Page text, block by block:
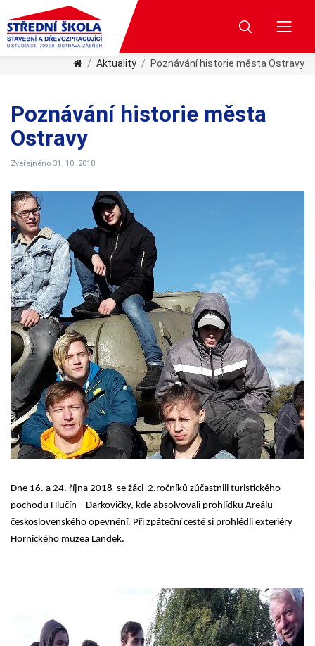
Aktuality Poznávání historie města Ostravy
Poznávání historie města
Ostravy
Zveřejněno 31. 10. 2018
Dne 16. a 24. října 2018 se žáci 2.ročníků zúčastnili turistického
pochodu Hlučín – Darkovičky, kde absolvovali prohlídku Areálu
československého opevnění. Při zpáteční cestě si prohlédli exteriéry
Hornického muzea Landek.
Nezbytné
Tyto
soubory
cookie
nejsou
volitelné.
Jsou
nezbytné
pro
fungování
webových
stránek.
Statistiky
Abychom
mohli
základě
toho, jak se
webové
stránky
používají.